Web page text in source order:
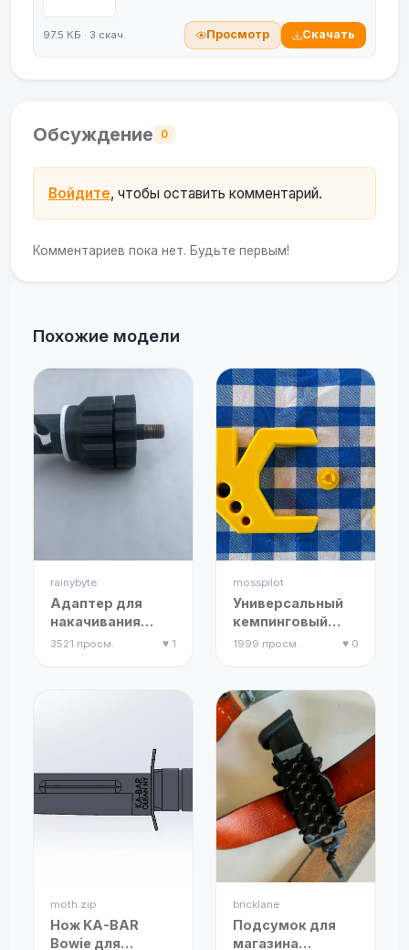
97.5 КБ · 3 скач. Просмотр Скачать
Обсуждение 0
Войдите, чтобы оставить комментарий.
Комментариев пока нет. Будьте первым!
Похожие модели
rainybyte
Адаптер для
накачивания
SUP-досок и
3521 просм. ♥ 1
mosspilot
Универсальный
кемпинговый
зажим
1999 просм. ♥ 0
moth.zip
Нож KA-BAR
Bowie для
bricklane
Подсумок для
магазина